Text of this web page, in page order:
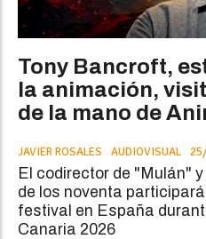
Tony Bancroft,
la animación,
de la mano de
JAVIER ROSALES AUDIOVISUAL
El codirector de "Mulán"
de los noventa
festival en España
Canaria 2026